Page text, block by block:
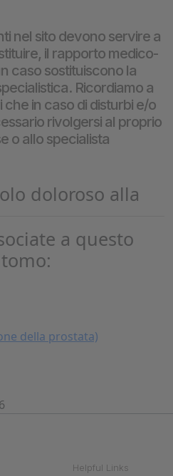
nel sito devono servire a
il rapporto medico-
caso sostituiscono la
Ricordiamo a
in caso di disturbi e/o
rivolgersi al proprio
o allo specialista
doloroso alla
a questo
della prostata)
Helpful Links